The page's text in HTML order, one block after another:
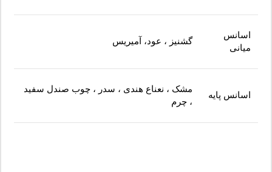
اسانس
میانی
گشنیز ، عود، آمیریس
اسانس پایه
مشک ، نعناع هندی ، سدر ، چوب صندل سفید
، چرم